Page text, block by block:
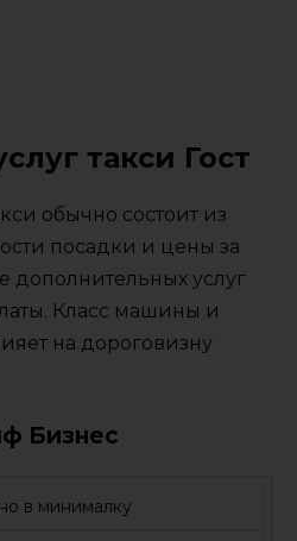
такси Гост
обычно состоит из
посадки и цены за
дополнительных услуг
Класс машины и
на дороговизну
Бизнес
в минималку